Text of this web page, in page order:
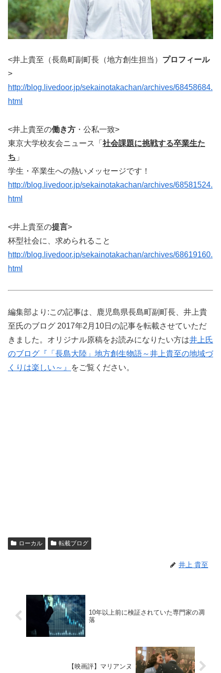
<井上貴至（長島町副町長（地方創生担当） プロフィール
>
http://blog.livedoor.jp/sekainotakachan/archives/68458684.
html
<井上貴至の働き方 ・公私一致>
東京大学校友会ニュース「 社会課題に挑戦する卒業生た
ち 」
学生・卒業生への熱いメッセージです！
http://blog.livedoor.jp/sekainotakachan/archives/68581524.
html
<井上貴至の提言>
杯型社会に、求められること
http://blog.livedoor.jp/sekainotakachan/archives/68619160.
html
編集部より:この記事は、鹿児島県長島町副町長、井上貴
至氏のブログ 2017年2月10日の記事を転載させていただ
きました。オリジナル原稿をお読みになりたい方は井上氏
のブログ『「長島大陸」地方創生物語～井上貴至の地域づ
くりは楽しい～』
をご覧ください。
ローカル 転載ブログ
井上 貴至
10年以上前に検証されていた専門家の凋
落
【映画評】マリアンヌ